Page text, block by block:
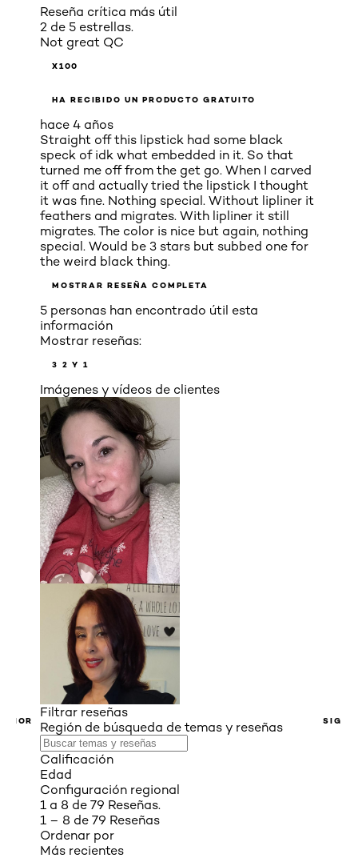
Reseña crítica más útil
2 de 5 estrellas.
Not great QC
X100
HA RECIBIDO UN PRODUCTO GRATUITO
hace 4 años
Straight off this lipstick had some black
speck of idk what embedded in it. So that
turned me off from the get go. When I carved
it off and actually tried the lipstick I thought
it was fine. Nothing special. Without lipliner it
feathers and migrates. With lipliner it still
migrates. The color is nice but again, nothing
special. Would be 3 stars but subbed one for
the weird black thing.
MOSTRAR RESEÑA COMPLETA
5 personas han encontrado útil esta
información
Mostrar reseñas:
3 2 Y 1
Imágenes y vídeos de clientes
Filtrar reseñas
Región de búsqueda de temas y reseñas
Calificación
Edad
Configuración regional
1 a 8 de 79 Reseñas.
1 – 8 de 79 Reseñas
Ordenar por
Más recientes